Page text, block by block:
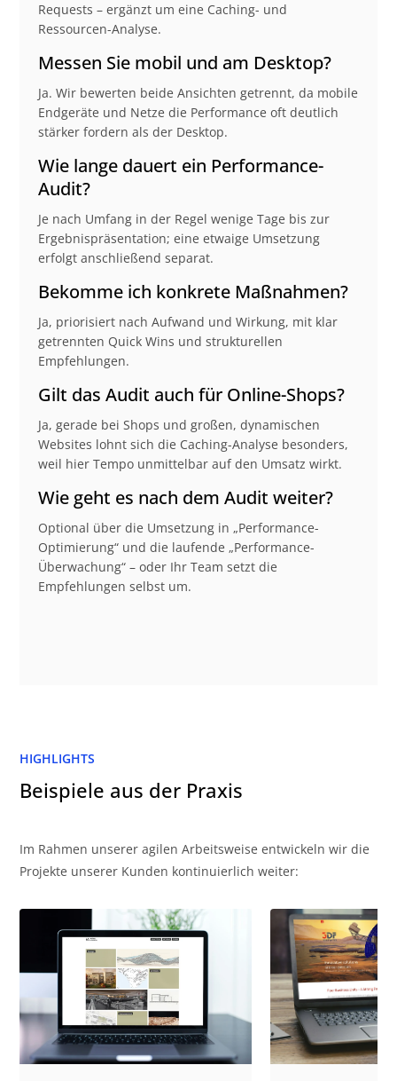
Requests – ergänzt um eine Caching- und
Ressourcen-Analyse.
Messen Sie mobil und am Desktop?
Ja. Wir bewerten beide Ansichten getrennt, da mobile
Endgeräte und Netze die Performance oft deutlich
stärker fordern als der Desktop.
Wie lange dauert ein Performance-
Audit?
Je nach Umfang in der Regel wenige Tage bis zur
Ergebnispräsentation; eine etwaige Umsetzung
erfolgt anschließend separat.
Bekomme ich konkrete Maßnahmen?
Ja, priorisiert nach Aufwand und Wirkung, mit klar
getrennten Quick Wins und strukturellen
Empfehlungen.
Gilt das Audit auch für Online-Shops?
Ja, gerade bei Shops und großen, dynamischen
Websites lohnt sich die Caching-Analyse besonders,
weil hier Tempo unmittelbar auf den Umsatz wirkt.
Wie geht es nach dem Audit weiter?
Optional über die Umsetzung in „Performance-
Optimierung“ und die laufende „Performance-
Überwachung“ – oder Ihr Team setzt die
Empfehlungen selbst um.
HIGHLIGHTS
Beispiele aus der Praxis
Im Rahmen unserer agilen Arbeitsweise entwickeln wir die
Projekte unserer Kunden kontinuierlich weiter: